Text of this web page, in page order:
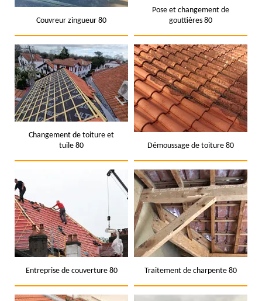
Couvreur zingueur 80
Pose et changement de
gouttières 80
Changement de toiture et
tuile 80
Démoussage de toiture 80
Entreprise de couverture 80 Traitement de charpente 80